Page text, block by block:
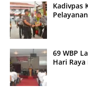
Kadivpas
69 WBP
Hari Raya